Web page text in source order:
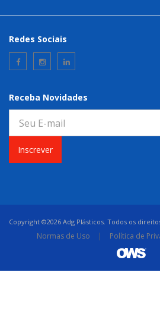
Redes Sociais
Receba Novidades
Inscrever
Copyright ©2026 Adg Plásticos. Todos os
Normas de Uso | Política de